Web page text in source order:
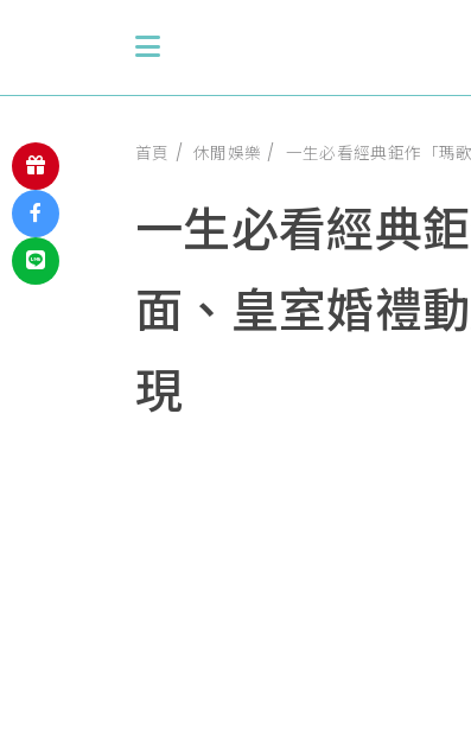
首頁 休閒娛樂 一生必看經典鉅作「瑪
一生必看經典
面、皇室婚禮
現